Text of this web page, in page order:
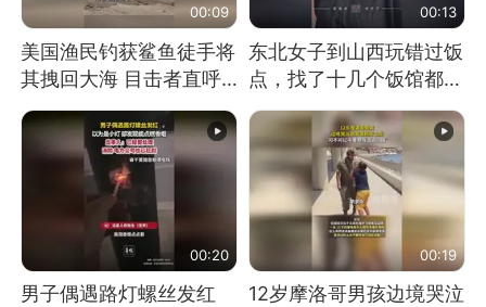
00:09
美国渔民钓获鲨鱼徒手将
其拽回大海 目击者直呼
震惊 （视频来源：参考
消息）
00:13
东北女子到山西玩错过饭
点，找了十几个饭馆都没
开门：午休到几点
00:20
男子偶遇路灯螺丝发红
00:19
12岁摩洛哥男孩边境哭泣